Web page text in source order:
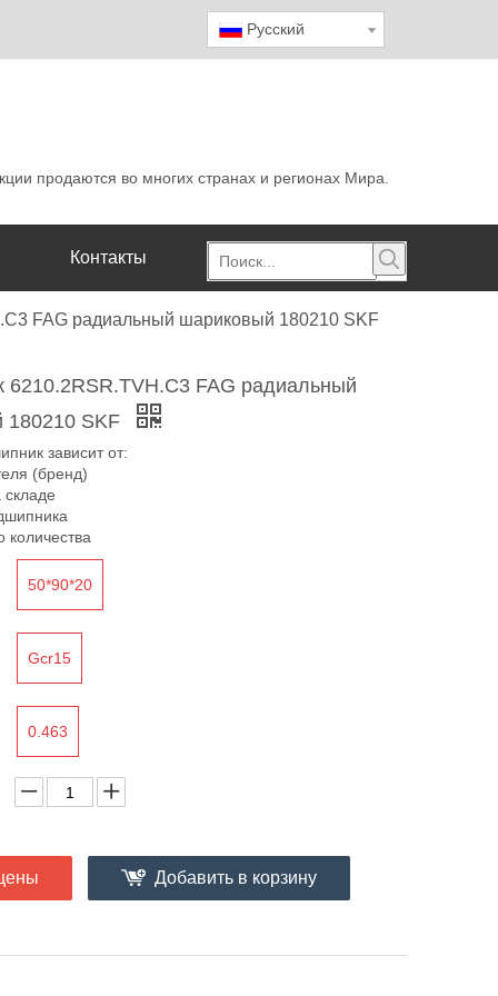
Pусский
продаются во многих странах и регионах Мира.
Контакты
FAG радиальный шариковый 180210 SKF
FAG радиальный
180210 SKF
зависит от:
(бренд)
количества
50*90*20
Gcr15
0.463
Добавить в корзину